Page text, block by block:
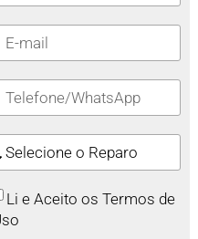
Li e Aceito os Termos de